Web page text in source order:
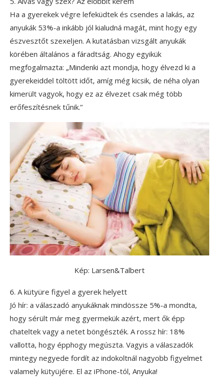
Ha a gyerekek végre lefeküdtek és csendes a lakás, az
anyukák 53%-a inkább jól kialudná magát, mint hogy egy
észvesztőt szexeljen. A kutatásban vizsgált anyukák
körében általános a fáradtság. Ahogy egyikük
megfogalmazta: „Mindenki azt mondja, hogy élvezd ki a
gyerekeiddel töltött időt, amíg még kicsik, de néha olyan
kimerült vagyok, hogy ez az élvezet csak még több
erőfeszítésnek tűnik.”
Kép: Larsen&Talbert
6. A kütyüre figyel a gyerek helyett
Jó hír: a válaszadó anyukáknak mindössze 5%-a mondta,
hogy sérült már meg gyermekük azért, mert ők épp
chateltek vagy a netet böngészték. A rossz hír: 18%
vallotta, hogy épphogy megúszta. Vagyis a válaszadók
mintegy negyede fordít az indokoltnál nagyobb figyelmet
valamely kütyüjére. El az iPhone-tól, Anyuka!